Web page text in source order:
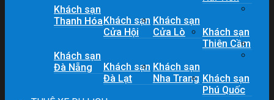
Khách sạn
Thanh HóaKhách sạn
Cửa Hội
Khách sạn
Cửa Lò
Khách sạn
Thiên Cầm
Khách sạn
Đà Nẵng
Khách sạn
Đà Lạt
Khách sạn
Nha Trang Khách sạn
Phú Quốc